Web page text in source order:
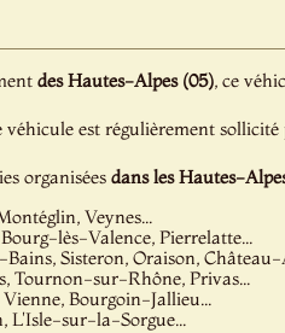
des Hautes-Alpes (05), ce
véhicule est régulièrement
organisées dans les Hautes-
Veynes...
lès-Valence, Pierrelatte...
Sisteron, Oraison,
Tournon-sur-Rhône, Privas...
Bourgoin-Jallieu...
L'Isle-sur-la-Sorgue...